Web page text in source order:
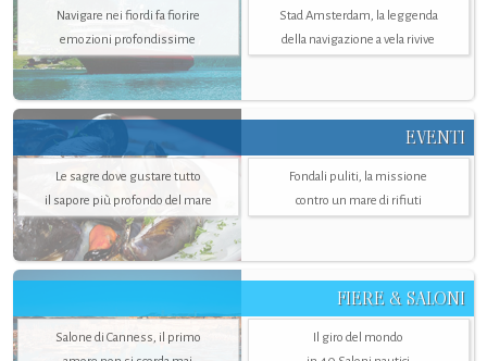
Navigare nei fiordi fa fiorire
emozioni profondissime
Stad Amsterdam, la leggenda
della navigazione a vela rivive
EVENTI
Le sagre dove gustare tutto
il sapore più profondo del mare
Fondali puliti, la missione
contro un mare di rifiuti
FIERE & SALONI
Salone di Canness, il primo
Il giro del mondo